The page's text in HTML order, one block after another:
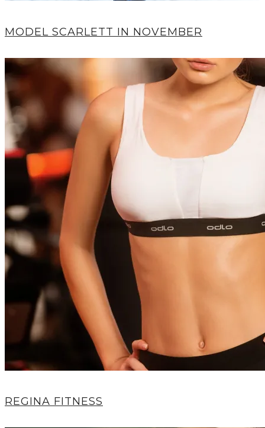
MODEL SCARLETT IN NOVEMBER
REGINA FITNESS